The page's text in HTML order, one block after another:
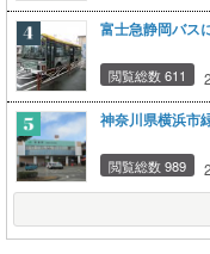
富士急静岡バス
閲覧総数 611
神奈川県横浜市
閲覧総数 989